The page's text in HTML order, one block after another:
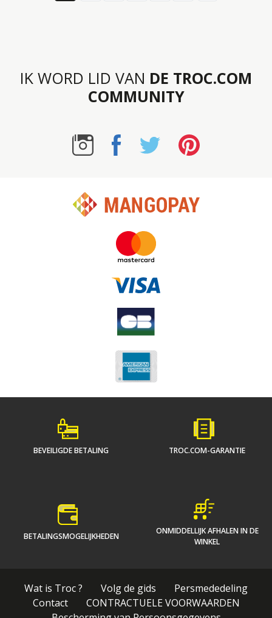
IK WORD LID VAN DE TROC.COM
COMMUNITY
BEVEILIGDE BETALING TROC.COM-GARANTIE
BETALINGSMOGELIJKHEDEN
ONMIDDELLIJK AFHALEN IN DE
WINKEL
Wat is Troc ? Volg de gids
Persmededeling
Contact
CONTRACTUELE VOORWAARDEN